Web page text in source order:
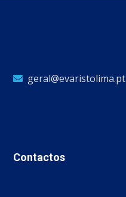
geral@evaristolima.pt
Contactos